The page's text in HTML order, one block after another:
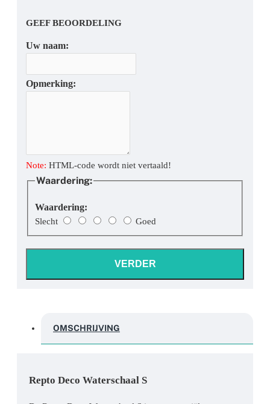
GEEF BEOORDELING
Uw naam:
Opmerking:
Note: HTML-code wordt niet vertaald!
Waardering:
Waardering:
Slecht Goed
VERDER
OMSCHRIJVING
Repto Deco Waterschaal S